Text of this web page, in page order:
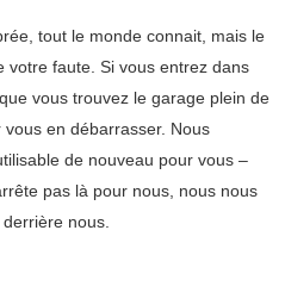
tout le monde connait, mais le
votre faute. Si vous entrez dans
vous trouvez le garage plein de
en débarrasser. Nous
de nouveau pour vous –
pas là pour nous, nous nous
nous.